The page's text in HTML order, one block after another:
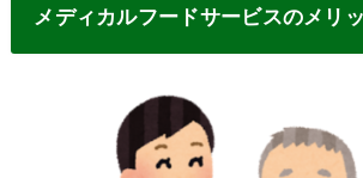
メディカルフードサービスのメリ